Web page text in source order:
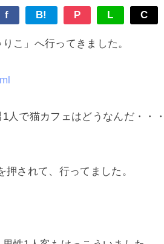
f B! P L C
こ」へ行ってきました。
人で猫カフェはどうなんだ・・
されて、行ってました。